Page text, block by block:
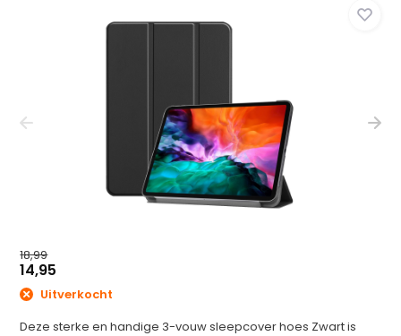
18,99
14,95
Uitverkocht
Deze sterke en handige 3-vouw sleepcover hoes Zwart is